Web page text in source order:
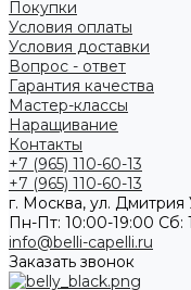
Покупки
Условия оплаты
Условия доставки
Вопрос - ответ
Гарантия качества
Мастер-классы
Наращивание
Контакты
+7 (965) 110-60-13
+7 (965) 110-60-13
г. Москва, ул. Дмитрия
Пн-Пт: 10:00-19:00 Cб:
info@belli-capelli.ru
Заказать звонок